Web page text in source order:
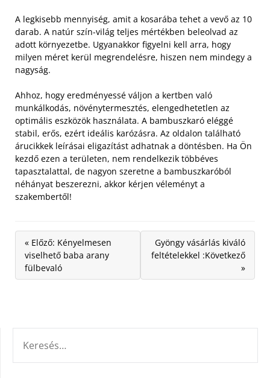
A legkisebb mennyiség, amit a kosarába tehet a vevő az 10
darab. A natúr szín-világ teljes mértékben beleolvad az
adott környezetbe. Ugyanakkor figyelni kell arra, hogy
milyen méret kerül megrendelésre, hiszen nem mindegy a
nagyság.
Ahhoz, hogy eredményessé váljon a kertben való
munkálkodás, növénytermesztés, elengedhetetlen az
optimális eszközök használata. A bambuszkaró eléggé
stabil, erős, ezért ideális karózásra. Az oldalon található
árucikkek leírásai eligazítást adhatnak a döntésben. Ha Ön
kezdő ezen a területen, nem rendelkezik többéves
tapasztalattal, de nagyon szeretne a bambuszkaróból
néhányat beszerezni, akkor kérjen véleményt a
szakembertől!
« Előző: Kényelmesen
viselhető baba arany
fülbevaló
Gyöngy vásárlás kiváló
feltételekkel :Következő
»